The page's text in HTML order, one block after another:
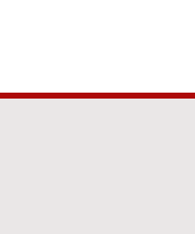
סימון קישורים